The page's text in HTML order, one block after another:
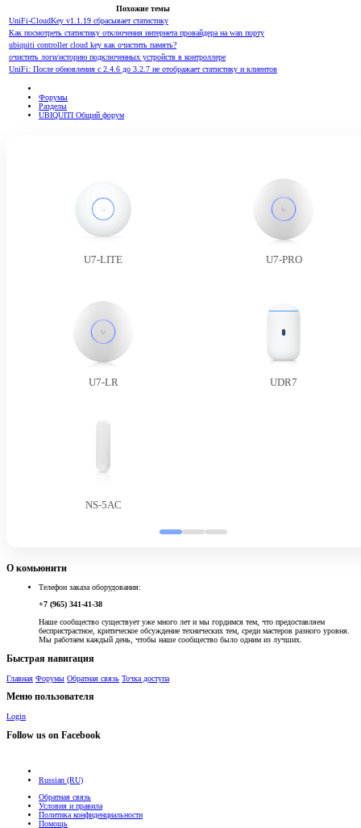
Похожие темы
UniFi-CloudKey v1.1.19 сбрасывает статистику
Как посмотреть статистику отключения интернета провайдера на wan порту
ubiquiti controller cloud key как очистить память?
очистить логи/историю подключенных устройств в контроллере
UniFi: После обновления с 2.4.6 до 3.2.7 не отображает статистику и клиентов
Форумы
Разделы
UBIQUITI Общий форум
U7-LITE U7-PRO
U7-LR UDR7
NS-5AC
О комьюнити
Телефон заказа оборудования:
+7 (965) 341-41-38
Наше сообщество существует уже много лет и мы гордимся тем, что предоставляем
беспристрастное, критическое обсуждение технических тем, среди мастеров разного уровня.
Мы работаем каждый день, чтобы наше сообщество было одним из лучших.
Быстрая навигация
Главная Форумы Обратная связь Точка доступа
Меню пользователя
Login
Follow us on Facebook
Russian (RU)
Обратная связь
Условия и правила
Политика конфиденциальности
Помощь